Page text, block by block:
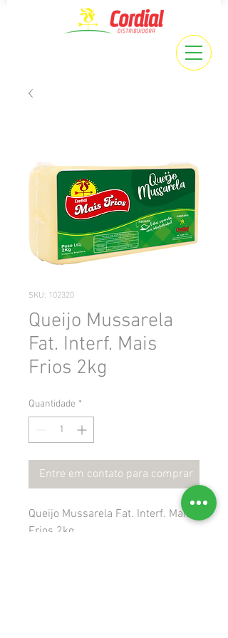
SKU: 102320
Queijo Mussarela
Fat. Interf. Mais
Frios 2kg
Quantidade *
Entre em contato para comprar
Queijo Mussarela Fat. Interf. Mais
Frios 2kg